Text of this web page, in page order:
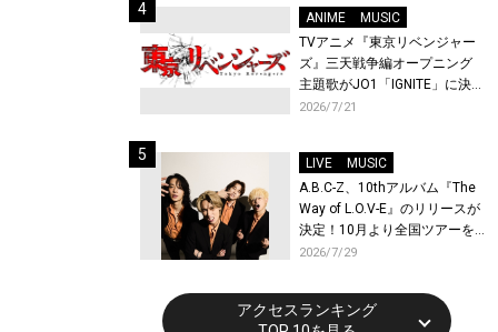
ANIME
MUSIC
TVアニメ『東京リベンジャー
ズ』三天戦争編オープニング
主題歌がJO1「IGNITE」に決
定！メンバー全員から喜びと
先行上映会を開催！
2026/7/21
LIVE
MUSIC
A.B.C-Z、10thアルバム『The
Way of L.O.V-E』のリリースが
決定！10月より全国ツアーを
開催！
2026/7/29
アクセスランキング